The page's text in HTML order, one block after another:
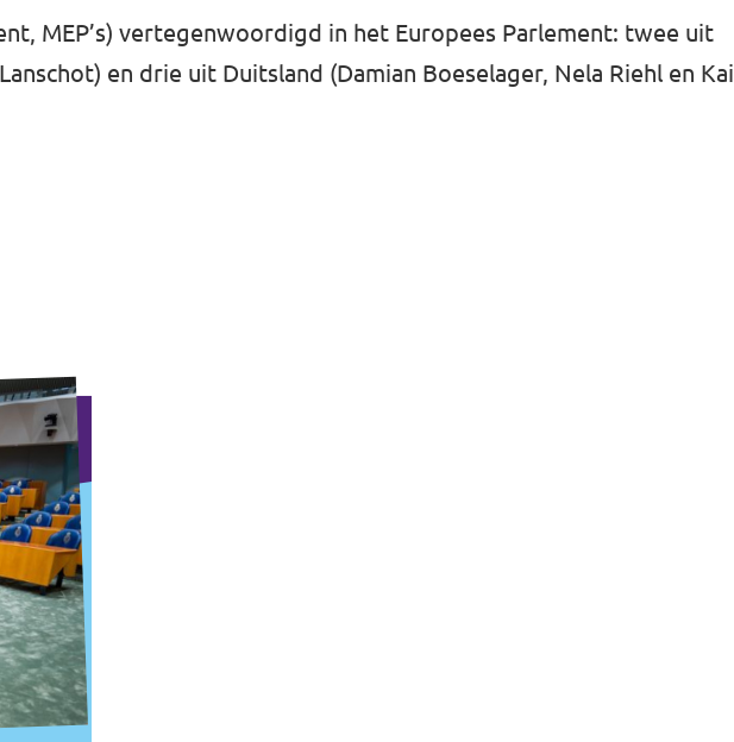
MEP’s) vertegenwoordigd in het Europees Parlement: twee uit
en drie uit Duitsland (Damian Boeselager, Nela Riehl en Kai